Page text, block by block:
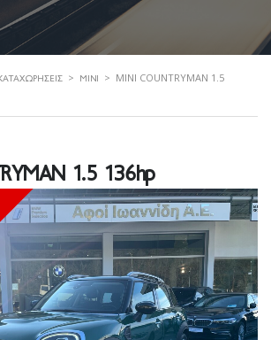
ΚΑΤΑΧΩΡΉΣΕΙΣ > MINI > MINI COUNTRYMAN 1.5
1.5 136hp